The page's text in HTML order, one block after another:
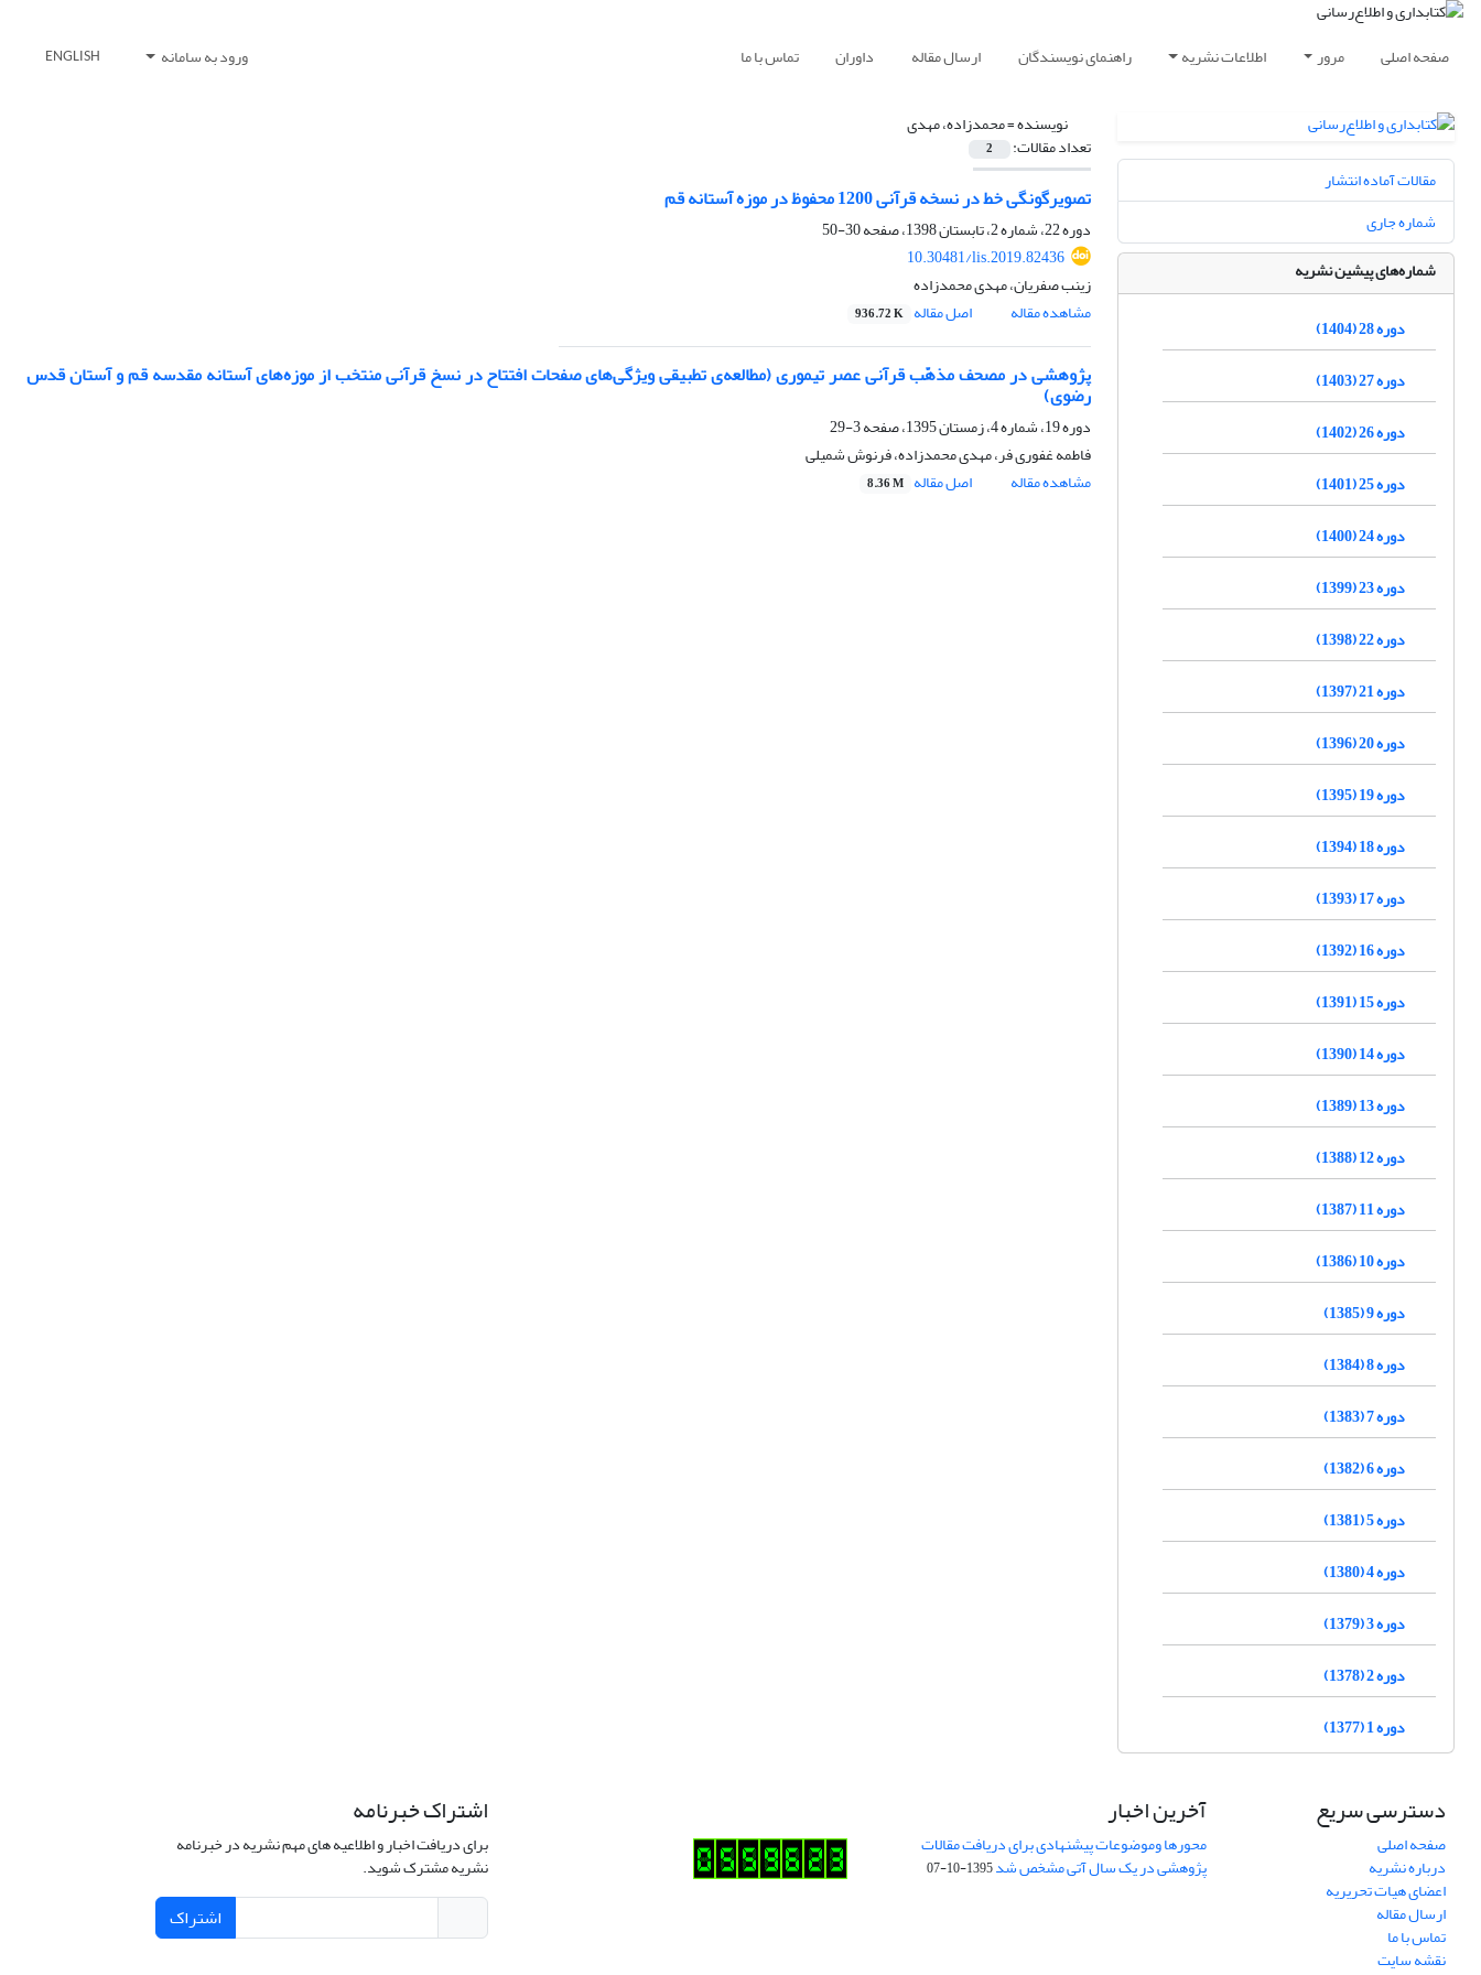
صفحه اصلی مرور اطلاعات نشریه راهنمای نویسندگان ارسال مقاله داوران تماس با ما ورود به سامانه ENGLISH
نویسنده =محمدزاده، مهدی
تعداد مقالات: 2
تصویرگونگی خط در نسخه قرآنی 1200 محفوظ در موزه آستانه قم
دوره 22، شماره 2، تابستان 1398، صفحه
30-50
10.30481/lis.2019.82436
زینب صفریان، مهدی محمدزاده
مشاهده مقاله
اصل مقاله 936.72 K
پژوهشی در مصحف مذهّب قرآنی عصر تیموری (مطالعه‌ی تطبیقی ویژگی‌های صفحات افتتاح در نسخ قرآنی منتخب از موزه‌‌های آستانه مقدسه قم و آستان قدس
رضوی)
دوره 19، شماره 4، زمستان 1395، صفحه
3-29
فاطمه غفوری فر، مهدی محمدزاده، فرنوش شمیلی
مشاهده مقاله
اصل مقاله 8.36 M
مقالات آماده انتشار
شماره جاری
شماره‌های پیشین نشریه
دوره 28 (1404)
دوره 27 (1403)
دوره 26 (1402)
دوره 25 (1401)
دوره 24 (1400)
دوره 23 (1399)
دوره 22 (1398)
دوره 21 (1397)
دوره 20 (1396)
دوره 19 (1395)
دوره 18 (1394)
دوره 17 (1393)
دوره 16 (1392)
دوره 15 (1391)
دوره 14 (1390)
دوره 13 (1389)
دوره 12 (1388)
دوره 11 (1387)
دوره 10 (1386)
دوره 9 (1385)
دوره 8 (1384)
دوره 7 (1383)
دوره 6 (1382)
دوره 5 (1381)
دوره 4 (1380)
دوره 3 (1379)
دوره 2 (1378)
دوره 1 (1377)
دسترسی سریع
صفحه اصلی
درباره نشریه
اعضای هیات تحریریه
ارسال مقاله
تماس با ما
نقشه سایت
آخرین اخبار
محورها وموضوعات پیشنهادی برای دریافت مقالات
پژوهشی در یک سال آتی مشخص شد1395-10-07
اشتراک خبرنامه
برای دریافت اخبار و اطلاعیه های مهم نشریه در خبرنامه
نشریه مشترک شوید.
اشتراک